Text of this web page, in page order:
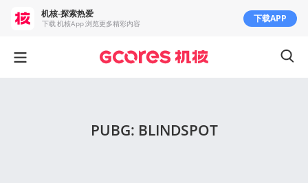
PUBG: BLINDSPOT
机核-探索热爱
下载 机核App 浏览更多精彩内容 下载APP